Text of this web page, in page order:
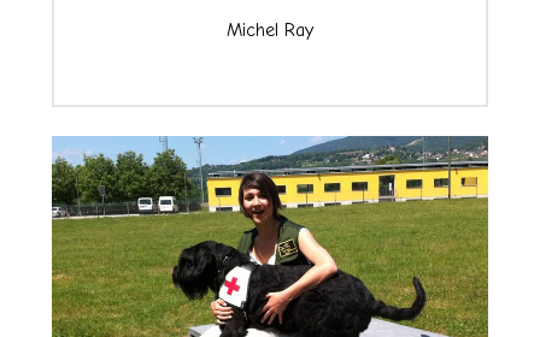
Michel Ray